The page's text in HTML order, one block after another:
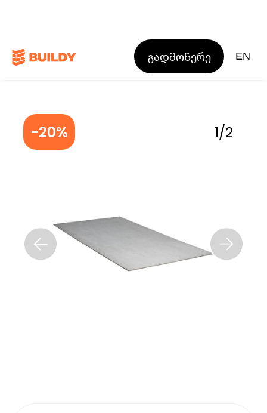
გადმოწერე EN
-20% 1/2